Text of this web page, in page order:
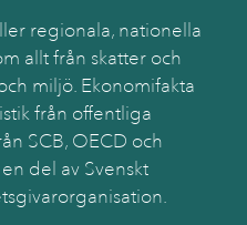
regionala, nationella
allt från skatter och
miljö. Ekonomifakta
från offentliga
SCB, OECD och
del av Svenskt